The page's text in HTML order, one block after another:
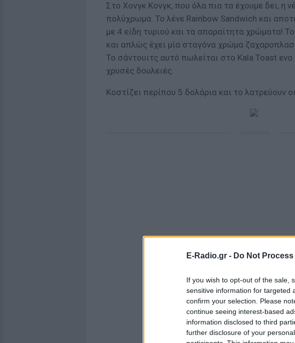
E-Radio.gr - Do Not
If you wish to opt-out of the sale,
sensitive information for targeted
confirm your selection. Please
continue seeing interest-based
information disclosed to third
further disclosure of your
Στο Χονγκ Κονγκ, που όλα πια τα έχουμε δει, η
πολύχρωμα. Το λένε Rainbow Sandwich και
με 4 είδη τυριού και τα απαραίτητα χρώματα!
και απλώς έχει μία σταγόνα χρώμα
Το σάντουιτς αυτό πωλείται στο Kala Toast ενα
χρυσές δουλειές.
Κοστίζει περίπου 5 δολάρια και το λατρεύουν